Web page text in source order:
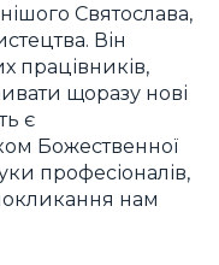
Святослава,
Він
працівників,
щоразу нові
є
Божественної
професіоналів,
нам